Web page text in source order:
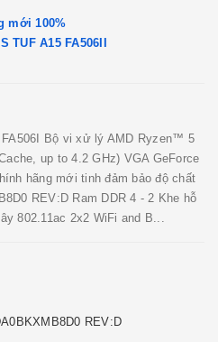
mới 100%
TUF A15 FA506II
FA506I Bộ vi xử lý AMD Ryzen™ 5
up to 4.2 GHz) VGA GeForce
hãng mới tinh đảm bảo độ chất
REV:D Ram DDR 4 - 2 Khe hỗ
802.11ac 2x2 WiFi and B...
REV:D